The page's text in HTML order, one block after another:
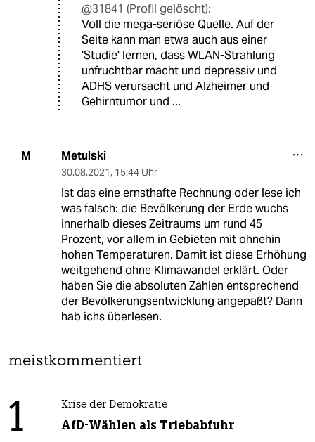
@31841 (Profil gelöscht):
Voll die mega-seriöse Quelle. Auf der
Seite kann man etwa auch aus einer
'Studie' lernen, dass WLAN-Strahlung
unfruchtbar macht und depressiv und
ADHS verursacht und Alzheimer und
Gehirntumor und ...
M Metulski
30.08.2021, 15:44 Uhr
Ist das eine ernsthafte Rechnung oder lese ich
was falsch: die Bevölkerung der Erde wuchs
innerhalb dieses Zeitraums um rund 45
Prozent, vor allem in Gebieten mit ohnehin
hohen Temperaturen. Damit ist diese Erhöhung
weitgehend ohne Klimawandel erklärt. Oder
haben Sie die absoluten Zahlen entsprechend
der Bevölkerungsentwicklung angepaßt? Dann
hab ichs überlesen.
meistkommentiert
1 Krise der Demokratie
AfD-Wählen als Triebabfuhr